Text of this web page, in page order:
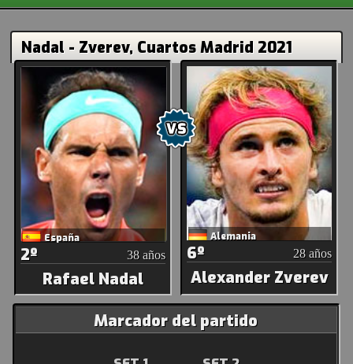
Nadal - Zverev, Cuartos Madrid 2021
España
2º 38 años
Rafael Nadal
Alemania
6º 28 años
Alexander Zverev
Marcador del partido